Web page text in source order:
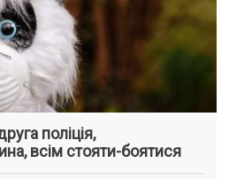
поліція,
всім стояти-боятися